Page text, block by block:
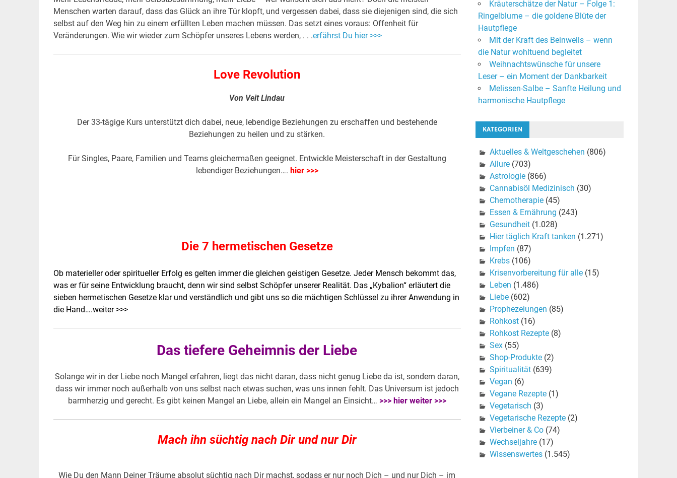
Menschen warten darauf, dass das Glück an ihre Tür klopft, und vergessen dabei, dass sie diejenigen sind, die sich
selbst auf den Weg hin zu einem erfüllten Leben machen müssen. Das setzt eines voraus: Offenheit für
Veränderungen. Wie wir wieder zum Schöpfer unseres Lebens werden, . . .erfährst Du hier >>>
Love Revolution
Von Veit Lindau
Der 33-tägige Kurs unterstützt dich dabei, neue, lebendige Beziehungen zu erschaffen und bestehende
Beziehungen zu heilen und zu stärken.
Für Singles, Paare, Familien und Teams gleichermaßen geeignet. Entwickle Meisterschaft in der Gestaltung
lebendiger Beziehungen…. hier >>>
Die 7 hermetischen Gesetze
Ob materieller oder spiritueller Erfolg es gelten immer die gleichen geistigen Gesetze. Jeder Mensch bekommt das,
was er für seine Entwicklung braucht, denn wir sind selbst Schöpfer unserer Realität. Das „Kybalion“ erläutert die
sieben hermetischen Gesetze klar und verständlich und gibt uns so die mächtigen Schlüssel zu ihrer Anwendung in
die Hand….weiter >>>
Das tiefere Geheimnis der Liebe
Solange wir in der Liebe noch Mangel erfahren, liegt das nicht daran, dass nicht genug Liebe da ist, sondern daran,
dass wir immer noch außerhalb von uns selbst nach etwas suchen, was uns innen fehlt. Das Universum ist jedoch
barmherzig und gerecht. Es gibt keinen Mangel an Liebe, allein ein Mangel an Einsicht… >>> hier weiter >>>
Mach ihn süchtig nach Dir und nur Dir
Wie Du den Mann Deiner Träume absolut süchtig nach Dir machst, sodass er nur noch Dich – und nur Dich – im
Kräuterschätze der Natur – Folge 1:
Ringelblume – die goldene Blüte der
Hautpflege
Mit der Kraft des Beinwells – wenn
die Natur wohltuend begleitet
Weihnachtswünsche für unsere
Leser – ein Moment der Dankbarkeit
Melissen-Salbe – Sanfte Heilung und
harmonische Hautpflege
KATEGORIEN
Aktuelles & Weltgeschehen (806)
Allure(703)
Astrologie(866)
Cannabisöl Medizinisch (30)
Chemotherapie(45)
Essen & Ernährung (243)
Gesundheit(1.028)
Hier täglich Kraft tanken (1.271)
Impfen (87)
Krebs(106)
Krisenvorbereitung für alle(15)
Leben (1.486)
Liebe(602)
Prophezeiungen (85)
Rohkost(16)
Rohkost Rezepte(8)
Sex(55)
Shop-Produkte(2)
Spiritualität(639)
Vegan (6)
Vegane Rezepte(1)
Vegetarisch (3)
Vegetarische Rezepte(2)
Vierbeiner & Co(74)
Wechseljahre(17)
Wissenswertes(1.545)